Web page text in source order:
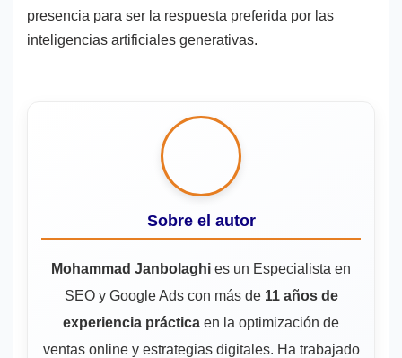
presencia para ser la respuesta preferida por las
inteligencias artificiales generativas.
Sobre el autor
Mohammad Janbolaghi es un Especialista en
SEO y Google Ads con más de 11 años de
experiencia práctica en la optimización de
ventas online y estrategias digitales. Ha trabajado